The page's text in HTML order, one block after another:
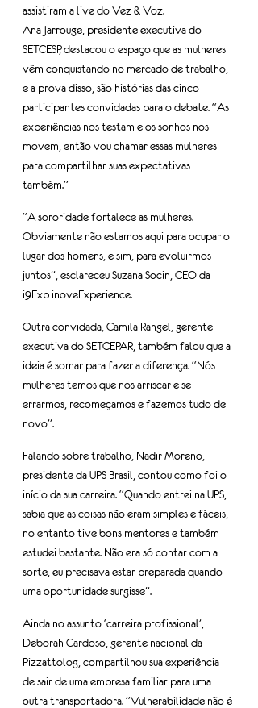
assistiram a live do Vez & Voz.
Ana Jarrouge, presidente executiva do
SETCESP, destacou o espaço que as mulheres
vêm conquistando no mercado de trabalho,
e a prova disso, são histórias das cinco
participantes convidadas para o debate. “As
experiências nos testam e os sonhos nos
movem, então vou chamar essas mulheres
para compartilhar suas expectativas
também.”
“A sororidade fortalece as mulheres.
Obviamente não estamos aqui para ocupar o
lugar dos homens, e sim, para evoluirmos
juntos”, esclareceu Suzana Socin, CEO da
i9Exp inoveExperience.
Outra convidada, Camila Rangel, gerente
executiva do SETCEPAR, também falou que a
ideia é somar para fazer a diferença. “Nós
mulheres temos que nos arriscar e se
errarmos, recomeçamos e fazemos tudo de
novo”.
Falando sobre trabalho, Nadir Moreno,
presidente da UPS Brasil, contou como foi o
início da sua carreira. “Quando entrei na UPS,
sabia que as coisas não eram simples e fáceis,
no entanto tive bons mentores e também
estudei bastante. Não era só contar com a
sorte, eu precisava estar preparada quando
uma oportunidade surgisse”.
Ainda no assunto ‘carreira profissional’,
Deborah Cardoso, gerente nacional da
Pizzattolog, compartilhou sua experiência
de sair de uma empresa familiar para uma
outra transportadora. “Vulnerabilidade não é